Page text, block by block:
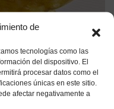
de
tecnologías como las
del dispositivo. El
procesar datos como el
únicas en este sitio.
afectar negativamente a